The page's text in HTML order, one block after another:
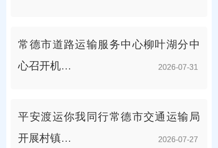
2026-07-31
常德市道路运输服务中心柳叶湖分中
心召开机…
2026-07-31
2026-07-27
平安渡运你我同行常德市交通运输局
开展村镇…
2026-07-27